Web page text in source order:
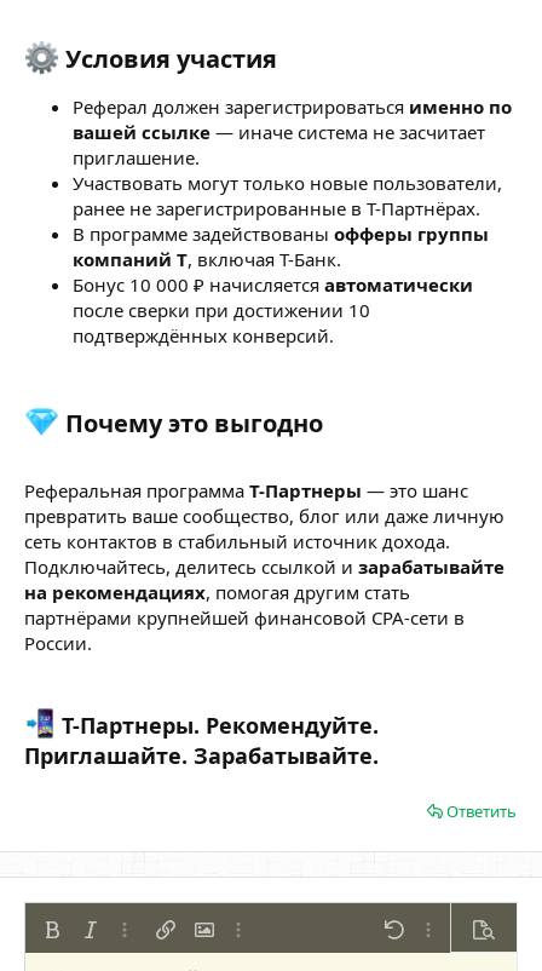
Условия участия​
Реферал должен зарегистрироваться именно по
вашей ссылке — иначе система не засчитает
приглашение.
Участвовать могут только новые пользователи,
ранее не зарегистрированные в Т-Партнёрах.
В программе задействованы офферы группы
компаний Т, включая Т-Банк.
Бонус 10 000 ₽ начисляется автоматически
после сверки при достижении 10
подтверждённых конверсий.
Почему это выгодно​
Реферальная программа Т-Партнеры — это шанс
превратить ваше сообщество, блог или даже личную
сеть контактов в стабильный источник дохода.
Подключайтесь, делитесь ссылкой и зарабатывайте
на рекомендациях, помогая другим стать
партнёрами крупнейшей финансовой CPA-сети в
России.
Т-Партнеры. Рекомендуйте.
Приглашайте. Зарабатывайте.
Ответить
ЖирныйКурсивДополнительно...
Вставить ссылку
Вставить изображение
Дополнительно... Отменить